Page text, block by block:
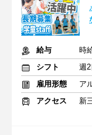
給与
時
シフト
週
雇用形態
ア
アクセス
新